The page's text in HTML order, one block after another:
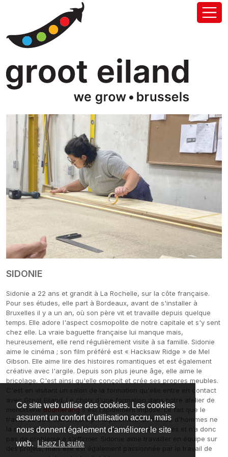
Ce site web utilise des cookies. Les cookies
assurent un confort d’utilisation accru, mais
nous donnent également d'améliorer le site
web.
Lisez la suite
SIDONIE
Sidonie a 22 ans et grandit à La Rochelle, sur la côte française.
Pour ses études, elle part à Bordeaux, avant de s'installer à
Bruxelles il y a un an, où son père vit et travaille depuis quelque
temps. Elle adore l'aspect cosmopolite de notre capitale et s'y sent
chez elle. La vraie baguette française lui manque mais,
heureusement, elle rend régulièrement visite à sa famille. Sidonie
aime le cinéma ; son film préféré est « Hacksaw Ridge » de Mel
Gibson. Elle aime lire des histoires romantiques et est également
créative avec l'argile. Depuis son plus jeune âge, elle aime le
bricolage. C'est ainsi qu'elle conçoit et crée ses propres meubles.
C'est en visitant un salon de la formation qu'elle entre en contact
avec Groot Eiland. Le choix d'une formation dans notre atelier de
menuiserie Boomerangs'est rapidement imposé. Le fait que le
travail du bois soit encore principalement un monde d'hommes ne
la dérange pas du tout. Elle a grandi avec deux frères et n’a donc
pas de problème à s’affirmer. Sidonie aime travailler en équipe sur
des projets, mais elle est également passionnée par le travail de